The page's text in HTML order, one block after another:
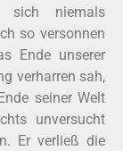
sich niemals
so versonnen
Ende unserer
verharren sah,
seiner Welt
unversucht
Er verließ die